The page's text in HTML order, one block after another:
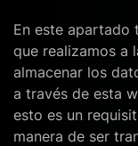
En este apartado
que realizamos a
almacenar los
a través de esta
esto es un
manera de ser